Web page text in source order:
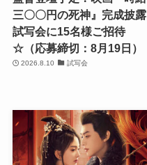
三〇〇円の死神』完成披露
試写会に15名様ご招待
☆（応募締切：8月19日）
2026.8.10 試写会